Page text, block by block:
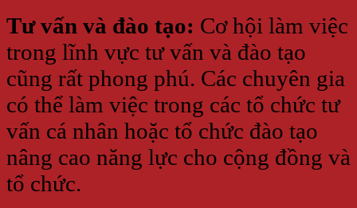
Tư vấn và đào tạo: Cơ hội làm việc
trong lĩnh vực tư vấn và đào tạo
cũng rất phong phú. Các chuyên gia
có thể làm việc trong các tổ chức tư
vấn cá nhân hoặc tổ chức đào tạo
nâng cao năng lực cho cộng đồng và
tổ chức.